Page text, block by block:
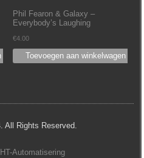
Phil Fearon & Galaxy ‎–
Everybody’s Laughing
€4.00
Toevoegen aan winkelwagen
All Rights Reserved.
Automatisering